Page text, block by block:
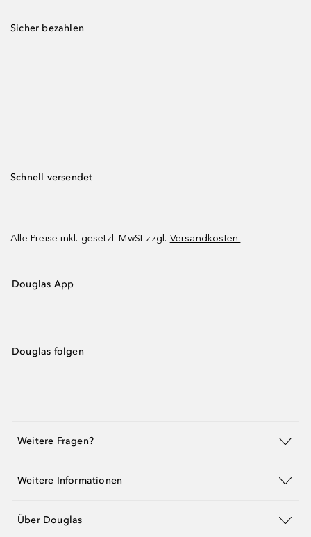
Sicher bezahlen
Schnell versendet
Alle Preise inkl. gesetzl. MwSt zzgl. Versandkosten.
Douglas App
Douglas folgen
Weitere Fragen?
Weitere Informationen
Über Douglas